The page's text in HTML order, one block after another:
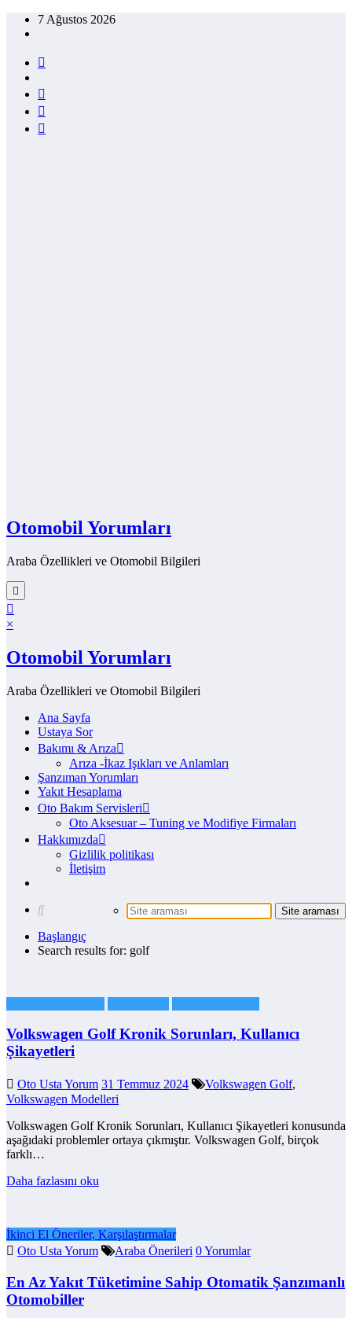
İçeriğe7 Ağustos 2026
Otomobil Yorumları
Araba Özellikleri ve Otomobil Bilgileri
×
Otomobil Yorumları
Araba Özellikleri ve Otomobil Bilgileri
Ana Sayfa
Ustaya Sor
Bakımı & Arıza
Arıza -İkaz Işıkları ve Anlamları
Şanzıman Yorumları
Yakıt Hesaplama
Oto Bakım Servisleri
Oto Aksesuar – Tuning ve Modifiye Firmaları
Hakkımızda
Gizlilik politikası
İletişim
Başlangıç
Search results for: golf
Volkswagen Golf Kronik Sorunları, Kullanıcı
Şikayetleri
Oto Usta Yorum 31 Temmuz 2024 Volkswagen Golf,
Volkswagen Modelleri
Volkswagen Golf Kronik Sorunları, Kullanıcı Şikayetleri konusunda
aşağıdaki problemler ortaya çıkmıştır. Volkswagen Golf, birçok
farklı…
Daha fazlasını oku
İkinci El Öneriler, Karşılaştırmalar
Oto Usta Yorum
Araba Önerileri 0 Yorumlar
En Az Yakıt Tüketimine Sahip Otomatik Şanzımanlı
Otomobiller